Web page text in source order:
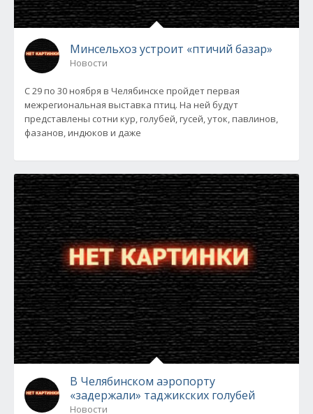
Минсельхоз устроит «птичий базар»
Новости
С 29 по 30 ноября в Челябинске пройдет первая
межрегиональная выставка птиц. На ней будут
представлены сотни кур, голубей, гусей, уток, павлинов,
фазанов, индюков и даже
В Челябинском аэропорту
«задержали» таджикских голубей
Новости